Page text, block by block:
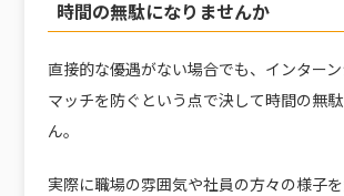
時間の無駄になりませんか
直接的な優遇がない場合でも、インター
マッチを防ぐという点で決して時間の無
ん。
実際に職場の雰囲気や社員の方々の様子を